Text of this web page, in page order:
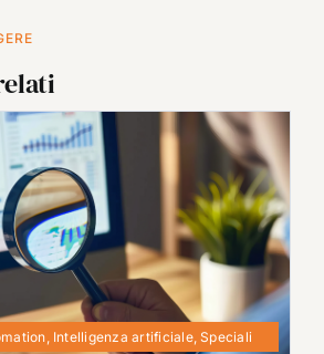
Intelligenza artificiale,Speciali